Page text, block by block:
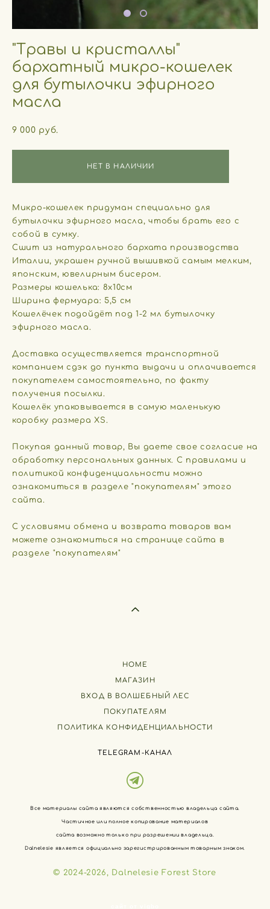
"Травы и кристаллы"
бархатный микро-кошелек
для бутылочки эфирного
масла
9 000 pуб.
НЕТ В НАЛИЧИИ
Микро-кошелек придуман специально для
бутылочки эфирного масла, чтобы брать его с
собой в сумку.
Сшит из натурального бархата производства
Италии, украшен ручной вышивкой самым мелким,
японским, ювелирным бисером.
Размеры кошелька: 8х10см
Ширина фермуара: 5,5 см
Кошелёчек подойдёт под 1-2 мл бутылочку
эфирного масла.
Доставка осуществляется транспортной
компанием сдэк до пункта выдачи и оплачивается
покупателем самостоятельно, по факту
получения посылки.
​Кошелёк упаковывается в самую маленькую
коробку размера XS.
​Покупая данный товар, Вы даете свое согласие на
обработку персональных данных. С правилами и
политикой конфиденциальности можно
ознакомиться в разделе "покупателям" этого
сайта.
​С условиями обмена и возврата товаров вам
можете ознакомиться на странице сайта в
разделе "покупателям"
HOME
МАГАЗИН
ВХОД В ВОЛШЕБНЫЙ ЛЕС
ПОКУПАТЕЛЯМ
ПОЛИТИКА КОНФИДЕНЦИАЛЬНОСТИ
TELEGRAM-КАНАЛ
Все материалы сайта являются собственностью владельца сайта.
Частичное или полное копирование материалов
сайта возможно только при разрешении владельца.
Dalnelesie является официально зарегистрированным товарным знаком.
© 2024-2026, Dalnelesie Forest Store